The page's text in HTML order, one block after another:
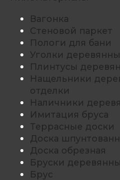
Вагонка
Стеновой паркет
Пологи для бани
Уголки
Плинтусы
Нащельники
отделки
Наличники
Имитация бруса
Террасные доски
Доска
Доска обрезная
Бруски
Брус